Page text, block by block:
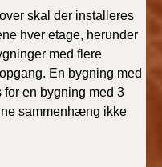
skal der installeres
hver etage, herunder
med flere
En bygning med
for en bygning med 3
sammenhæng ikke